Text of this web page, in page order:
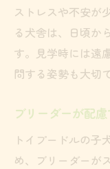
ストレスや不安が
る犬舎は、日頃か
す。見学時には遠
問する姿勢も大切
ブリーダーが配
トイプードルの子
め、ブリーダーが